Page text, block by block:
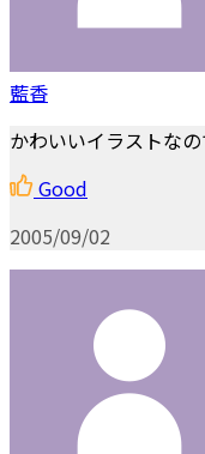
藍香
かわいいイラストなの
Good
2005/09/02